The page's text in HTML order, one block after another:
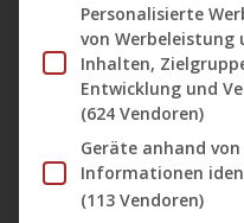
🎵 „Boris
03)“ ab heute
[Harthouse]
Personalisierte
von Werbeleistung
Inhalten,
Entwicklung und
(624 Vendoren)
Geräte anhand
Informationen
(113 Vendoren)